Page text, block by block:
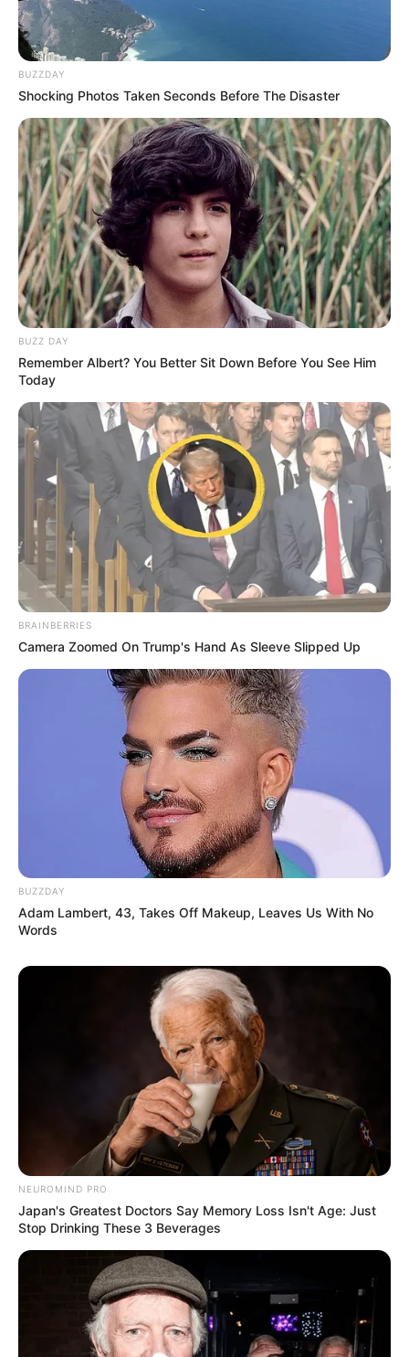
BUZZDAY
Shocking Photos Taken Seconds Before The Disaster
BUZZ DAY
Remember Albert? You Better Sit Down Before You See Him
Today
BRAINBERRIES
Camera Zoomed On Trump's Hand As Sleeve Slipped Up
BUZZDAY
Adam Lambert, 43, Takes Off Makeup, Leaves Us With No
Words
NEUROMIND PRO
Japan's Greatest Doctors Say Memory Loss Isn't Age: Just
Stop Drinking These 3 Beverages